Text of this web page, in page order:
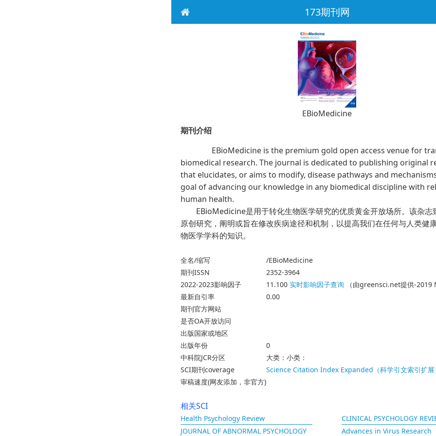
173期刊网
EBioMedicine
期刊介绍
EBioMedicine is the premium gold open access venue for
biomedical research. The journal is dedicated to publishing original
that elucidates, or aims to modify, disease pathways and
goal of advancing our knowledge in any biomedical discipline with
human health.
EBioMedicine是用于转化生物医学研究的优质黄金开放场所。该杂志
原创研究，阐明或旨在修改疾病途径和机制，以提高我们在任何与人类健
物医学学科的知识。
全名/缩写
/EBioMedicine
期刊ISSN
2352-3964
2022-2023影响因子
11.100实时影响因子查询 （由greensci.net提供-2019
最新自引率
0.00
期刊官方网站
是否OA开放访问
出版国家或地区
出版年份
0
中科院JCR分区
大类：小类：
SCI期刊coverage
Science Citation Index Expanded（科学引文索引扩展
审稿速度(网友添加，非官方)
相关SCI
Health Psychology Review
CLINICAL PSYCHOLOGY
JOURNAL OF ABNORMAL PSYCHOLOGY
Advances in Virus Research